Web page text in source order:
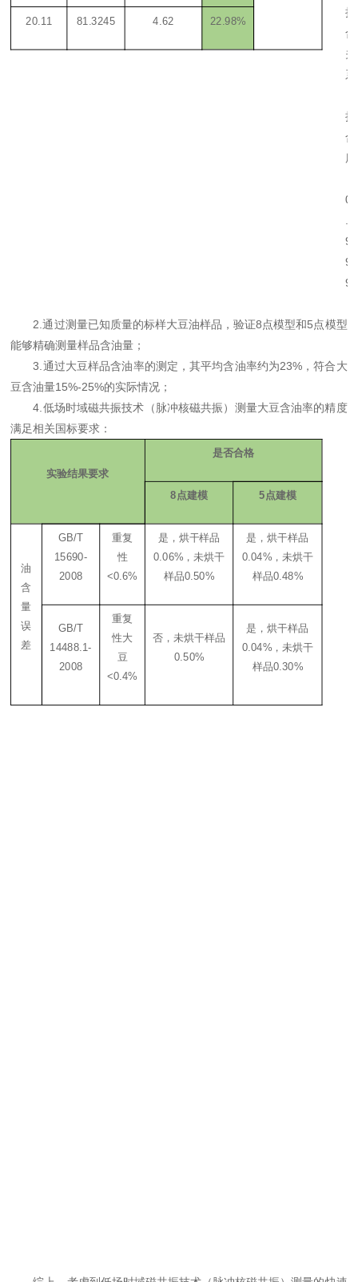
20.11 81.3245 4.62 22.98%
拟
合
关
系
拟
合
度
0
9
9
9
2.通过测量已知质量的标样大豆油样品，验证8点模型和5点模型
能够精确测量样品含油量；
3.通过大豆样品含油率的测定，其平均含油率约为23%，符合大
豆含油量15%-25%的实际情况；
4.低场时域磁共振技术（脉冲核磁共振）测量大豆含油率的精度
满足相关国标要求：
实验结果要求
是否合格
8点建模 5点建模
油
含
量
误
差
GB/T
15690-
2008
重复
性
<0.6%
是，烘干样品
0.06%，未烘干
样品0.50%
是，烘干样品
0.04%，未烘干
样品0.48%
GB/T
14488.1-
2008
重复
性大
豆
<0.4%
否，未烘干样品
0.50%
是，烘干样品
0.04%，未烘干
样品0.30%